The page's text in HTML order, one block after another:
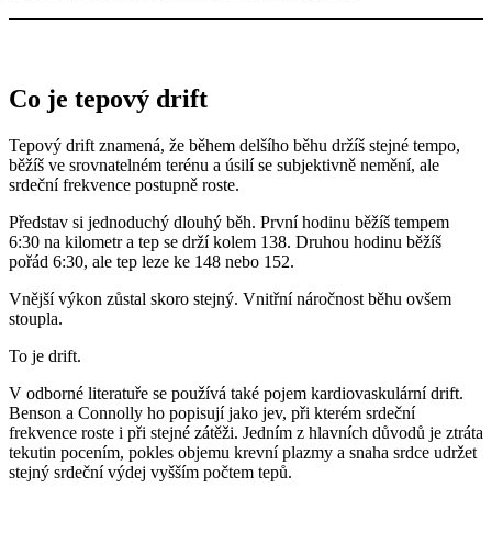
Co je tepový drift
Tepový drift znamená, že během delšího běhu držíš stejné tempo,
běžíš ve srovnatelném terénu a úsilí se subjektivně nemění, ale
srdeční frekvence postupně roste.
Představ si jednoduchý dlouhý běh. První hodinu běžíš tempem
6:30 na kilometr a tep se drží kolem 138. Druhou hodinu běžíš
pořád 6:30, ale tep leze ke 148 nebo 152.
Vnější výkon zůstal skoro stejný. Vnitřní náročnost běhu ovšem
stoupla.
To je drift.
V odborné literatuře se používá také pojem kardiovaskulární drift.
Benson a Connolly ho popisují jako jev, při kterém srdeční
frekvence roste i při stejné zátěži. Jedním z hlavních důvodů je ztráta
tekutin pocením, pokles objemu krevní plazmy a snaha srdce udržet
stejný srdeční výdej vyšším počtem tepů.